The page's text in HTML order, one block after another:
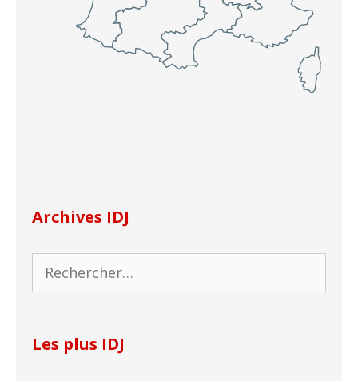
Archives IDJ
Rechercher :
Les plus IDJ